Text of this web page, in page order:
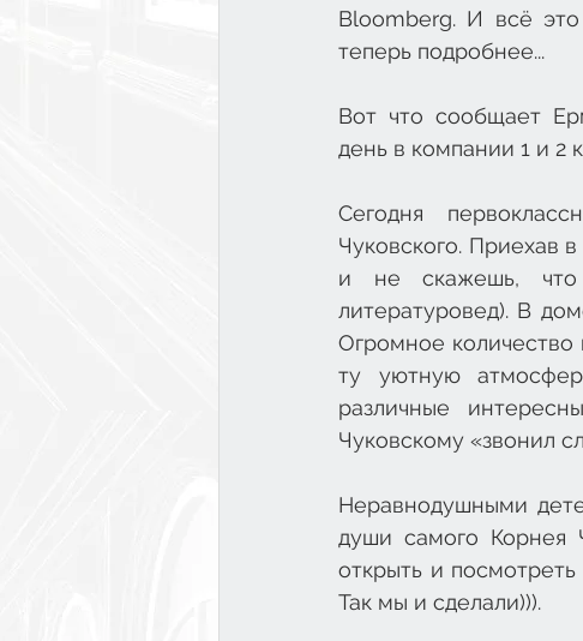
Bloomberg. И всё это
теперь подробнее...
Вот что сообщает
день в компании 1 и 2
Сегодня
Чуковского. Приехав
и не скажешь, что
литературовед). В
Огромное количество
ту уютную
различные
Чуковскому «звонил
Неравнодушными
души самого Корнея
открыть и
Так мы и сделали))).